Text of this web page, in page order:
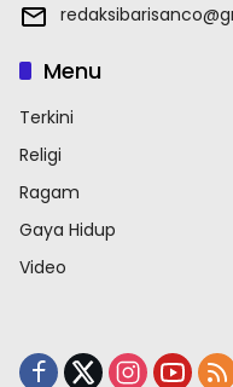
Menu
Terkini
Religi
Ragam
Gaya Hidup
Video